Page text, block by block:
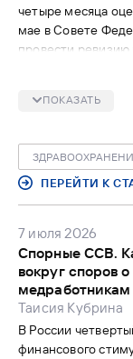
четыре месяца
мае в Совете
провести
потенциальные
ПОКАЗАТЬ
ПЕРЕЙТИ К
7 июля 2026
Спорные ССВ.
вокруг споров
медработникам
Таисия Кубрина
В России
финансового